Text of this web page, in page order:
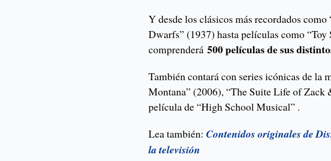
Y desde los clásicos más recordados
Dwarfs” (1937) hasta películas como
comprenderá500 películas de sus
También contará con series icónicas de la
Montana” (2006), “The Suite Life of Zack
película de “High School Musical” .
Lea también:Contenidos originales de
la televisión